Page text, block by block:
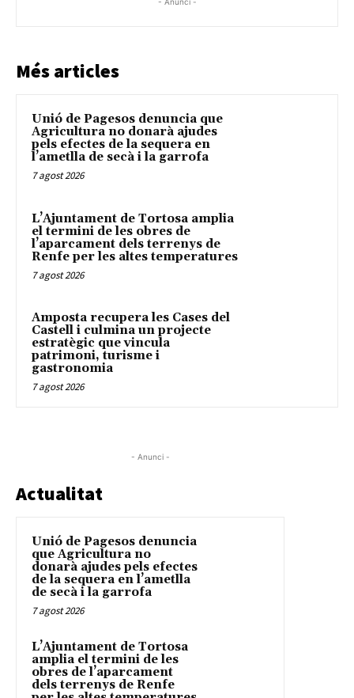
Més articles
Unió de Pagesos denuncia que
Agricultura no donarà ajudes
pels efectes de la sequera en
l’ametlla de secà i la garrofa
7 agost 2026
L’Ajuntament de Tortosa amplia
el termini de les obres de
l’aparcament dels terrenys de
Renfe per les altes temperatures
7 agost 2026
Amposta recupera les Cases del
Castell i culmina un projecte
estratègic que vincula
patrimoni, turisme i
gastronomia
7 agost 2026
- Anunci -
Actualitat
Unió de Pagesos denuncia
que Agricultura no
donarà ajudes pels efectes
de la sequera en l’ametlla
de secà i la garrofa
7 agost 2026
L’Ajuntament de Tortosa
amplia el termini de les
obres de l’aparcament
dels terrenys de Renfe